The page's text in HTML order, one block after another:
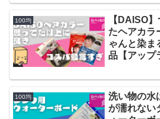
100均
【DAISO
たヘアカラ
ゃんと染ま
品【アップ
100均
洗い物の水
が濡れない